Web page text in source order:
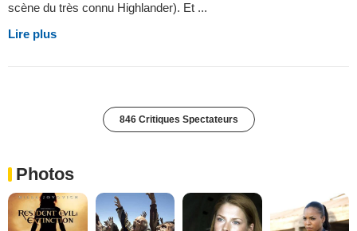
scène du très connu Highlander). Et ...
Lire plus
846 Critiques Spectateurs
Photos